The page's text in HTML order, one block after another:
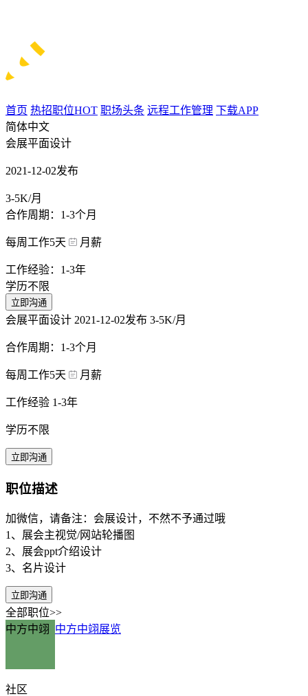
首页 热招职位HOT 职场头条 远程工作管理 下载APP
简体中文
会展平面设计
2021-12-02发布
3-5K/月
合作周期：1-3个月
每周工作5天 月薪
工作经验：1-3年
学历不限
立即沟通
会展平面设计 2021-12-02发布 3-5K/月
合作周期：1-3个月
每周工作5天 月薪
工作经验 1-3年
学历不限
立即沟通
职位描述
加微信，请备注：会展设计，不然不予通过哦
1、展会主视觉/网站轮播图
2、展会ppt介绍设计
3、名片设计
立即沟通
全部职位>>
中方中翊
中方中翊展览
社区